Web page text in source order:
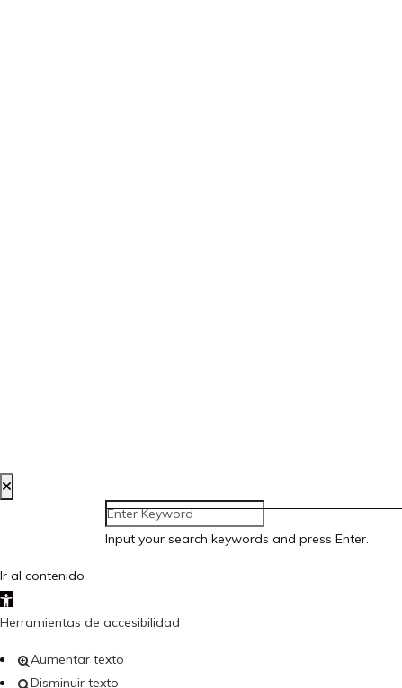
Input your search keywords and press Enter.
Ir al contenido
Abrir barra de herramientas
Herramientas de accesibilidad
Aumentar texto
Disminuir texto